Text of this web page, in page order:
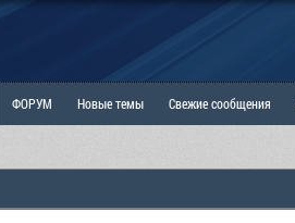
ФОРУМ Новые темы Свежие сообщения